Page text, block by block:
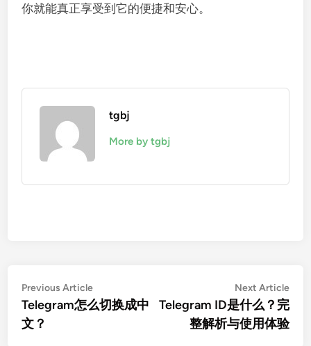
你就能真正享受到它的便捷和安心。
tgbj
More by tgbj
文
章
导
Previous ArticlePrevious
article:
Telegram怎么切换成中
文？
Next Article
Telegram ID是什么？完
整解析与使用体验